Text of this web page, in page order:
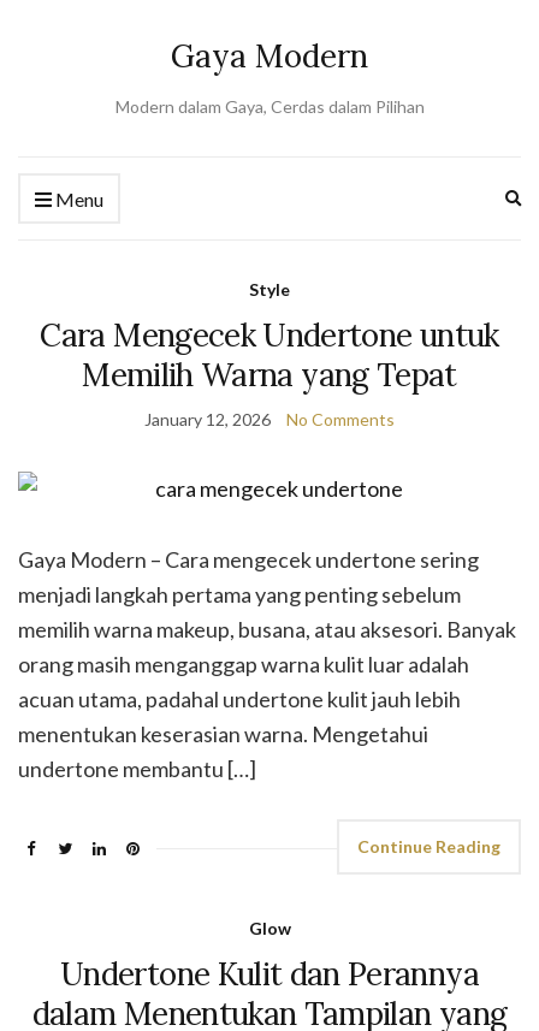
Gaya Modern
Modern dalam Gaya, Cerdas dalam Pilihan
Menu
Style
Cara Mengecek Undertone untuk
Memilih Warna yang Tepat
January 12, 2026 No Comments
Gaya Modern – Cara mengecek undertone sering
menjadi langkah pertama yang penting sebelum
memilih warna makeup, busana, atau aksesori. Banyak
orang masih menganggap warna kulit luar adalah
acuan utama, padahal undertone kulit jauh lebih
menentukan keserasian warna. Mengetahui
undertone membantu […]
Continue Reading
Glow
Undertone Kulit dan Perannya
dalam Menentukan Tampilan yang